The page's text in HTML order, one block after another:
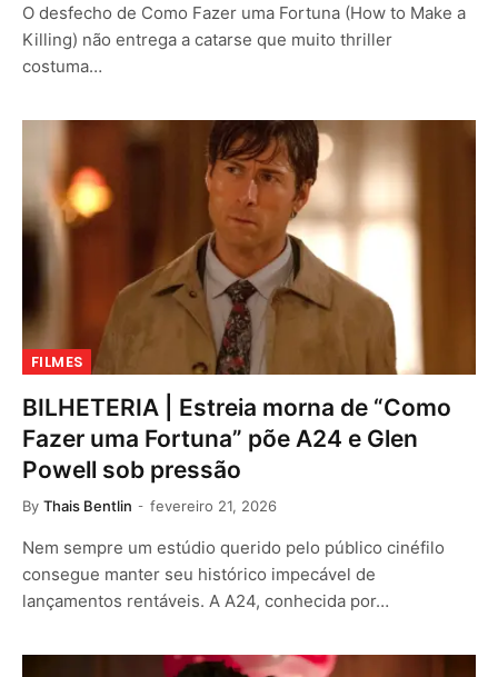
O desfecho de Como Fazer uma Fortuna (How to Make a
Killing) não entrega a catarse que muito thriller
costuma…
FILMES
BILHETERIA | Estreia morna de “Como
Fazer uma Fortuna” põe A24 e Glen
Powell sob pressão
By Thais Bentlin fevereiro 21, 2026
Nem sempre um estúdio querido pelo público cinéfilo
consegue manter seu histórico impecável de
lançamentos rentáveis. A A24, conhecida por…